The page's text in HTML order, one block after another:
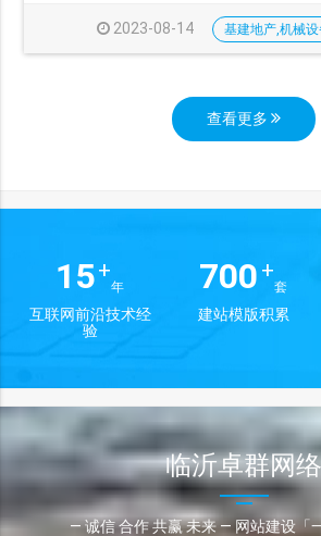
2023-08-14 基建地产,机械
查看更多
15+
年
互联网前沿技术经
验
700 +
套
建站模版积累
临沂卓群网络
— 诚信 合作 共赢 未来 — 网站建设「